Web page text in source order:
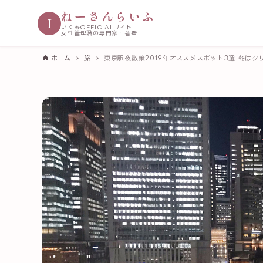
I ねーさんらいふ
いくみOFFICIALサイト
女性管理職の専門家・著者
ホーム 旅 東京駅夜散策2019年オススメスポット3選 冬はク